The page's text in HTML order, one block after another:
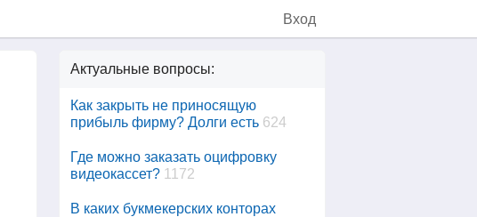
Вход
Актуальные вопросы:
Как закрыть не приносящую
прибыль фирму? Долги есть 624
Где можно заказать оцифровку
видеокассет? 1172
В каких букмекерских конторах